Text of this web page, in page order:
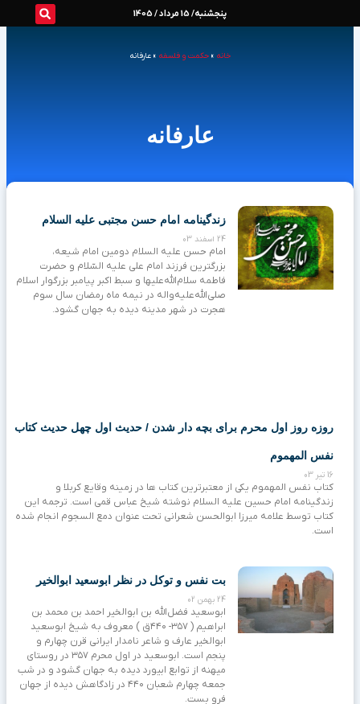
پنجشنبه/ 15 مرداد / 1405
خانه » حکمت و فلسفه » عارفانه
عارفانه
زندگینامه امام حسن مجتبی علیه السلام
24 اسفند 03
امام حسن علیه السلام دومین امام شیعه،
بزرگترین فرزند امام علی علیه ‌السّلام و حضرت
فاطمه سلام‌الله‌علیها و سبط اکبر پیامبر بزرگوار اسلام
صلی‌الله‌علیه‌و‌اله‌ در نیمه ماه رمضان سال سوم
هجرت در شهر مدینه دیده به جهان گشود.
روزه روز اول محرم برای بچه دار شدن / حدیث اول چهل حدیث کتاب
نفس المهموم
16 تیر 03
کتاب نفس المهموم یکی از معتبرترین کتاب ها در زمینه وقایع کربلا و
زندگینامه امام حسین علیه السلام نوشته شیخ عباس قمی است. ترجمه این
کتاب توسط علامه میرزا ابوالحسن شعرانی تحت عنوان دمع السجوم انجام شده
است.
بت نفس و توکل در نظر ابوسعید ابوالخیر
24 بهمن 02
ﺍﺑﻮﺳﻌﯿﺪ ﻓﻀﻞﺍﻟﻠﻪ ﺑﻦ ﺍﺑﻮﺍﻟﺨﯿﺮ ﺍﺣﻤﺪ ﺑﻦ ﻣﺤﻤﺪ ﺑﻦ
ﺍﺑﺮﺍﻫﯿﻢ ‏( ۳۵۷- ۴۴۰ﻕ ‏) ﻣﻌﺮﻭﻑ ﺑﻪ ﺷﯿﺦ ﺍﺑﻮﺳﻌﯿﺪ
ﺍﺑﻮﺍﻟﺨﯿﺮ ﻋﺎﺭﻑ ﻭ ﺷﺎﻋﺮ ﻧﺎﻣﺪﺍﺭ ﺍﯾﺮﺍﻧﯽ ﻗﺮﻥ ﭼﻬﺎﺭﻡ ﻭ
ﭘﻨﺠﻢ ﺍﺳﺖ. ﺍﺑﻮﺳﻌﯿﺪ ﺩﺭ ﺍﻭﻝ ﻣﺤﺮﻡ ۳۵۷ ﺩﺭ ﺭﻭﺳﺘﺎﯼ
ﻣﯿﻬﻨﻪ ﺍﺯ ﺗﻮﺍﺑﻊ ﺍﺑﯿﻮﺭﺩ ﺩﯾﺪﻩ ﺑﻪ ﺟﻬﺎﻥ ﮔﺸﻮﺩ ﻭ ﺩﺭ ﺷﺐ
ﺟﻤﻌﻪ ﭼﻬﺎﺭﻡ ﺷﻌﺒﺎﻥ ۴۴۰ ﺩﺭ ﺯﺍﺩﮔﺎﻫﺶ ﺩﯾﺪﻩ ﺍﺯ ﺟﻬﺎﻥ
ﻓﺮﻭ ﺑﺴﺖ.